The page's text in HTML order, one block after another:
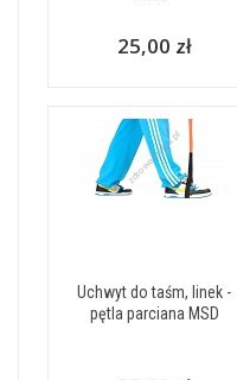
25,00 zł
Uchwyt do taśm, linek -
pętla parciana MSD